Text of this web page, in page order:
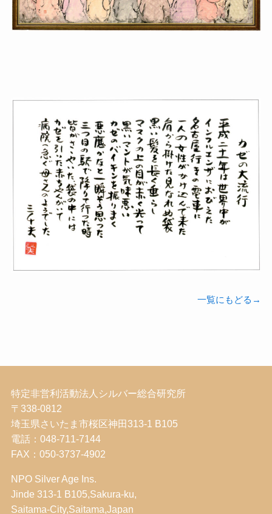
一覧にもどる→
特定非営利活動法人シルバー総合研究所
〒338-0812
埼玉県さいたま市桜区神田313-1 B105
電話：048-711-7144
FAX：050-3737-4902
NPO Silver Age Ins.
Jinde 313-1 B105,Sakura-ku,
Saitama-City,Saitama,Japan